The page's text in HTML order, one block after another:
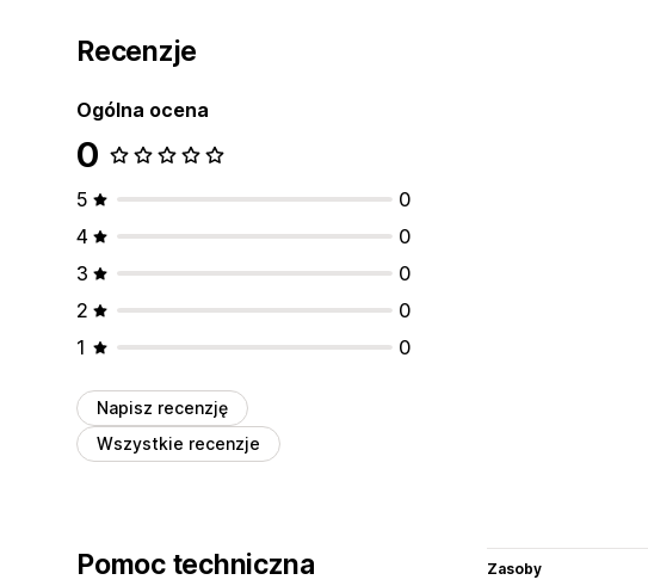
Recenzje
Ogólna ocena
0
5
0
4
0
3
0
2
0
1
0
Napisz recenzję
Wszystkie recenzje
Pomoc techniczna Zasoby